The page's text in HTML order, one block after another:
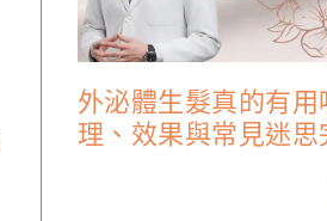
外泌體生髮真的有用
理、效果與常見迷思